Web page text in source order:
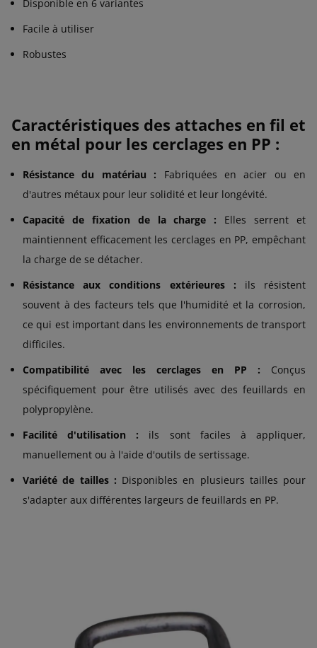
Disponible en 6 variantes
Facile à utiliser
Robustes
Caractéristiques des attaches en fil et
en métal pour les cerclages en PP :
Résistance du matériau : Fabriquées en acier ou en
d'autres métaux pour leur solidité et leur longévité.
Capacité de fixation de la charge : Elles serrent et
maintiennent efficacement les cerclages en PP, empêchant
la charge de se détacher.
Résistance aux conditions extérieures : ils résistent
souvent à des facteurs tels que l'humidité et la corrosion,
ce qui est important dans les environnements de transport
difficiles.
Compatibilité avec les cerclages en PP : Conçus
spécifiquement pour être utilisés avec des feuillards en
polypropylène.
Facilité d'utilisation : ils sont faciles à appliquer,
manuellement ou à l'aide d'outils de sertissage.
Variété de tailles : Disponibles en plusieurs tailles pour
s'adapter aux différentes largeurs de feuillards en PP.